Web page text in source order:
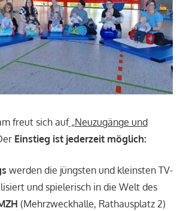
freut sich auf„Neuzugänge und
Einstieg ist jederzeit möglich:
werden die jüngsten und kleinsten TV-
und spielerisch in die Welt des
(Mehrzweckhalle, Rathausplatz 2)